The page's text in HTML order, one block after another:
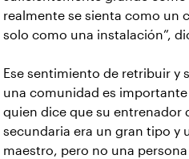
realmente se sienta como un
solo como una instalación”,
Ese sentimiento de retribuir y
una comunidad es importante
quien dice que su entrenador
secundaria era un gran tipo y
maestro, pero no una